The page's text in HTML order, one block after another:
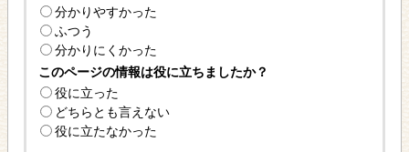
分かりやすかった
ふつう
分かりにくかった
このページの情報は役に立ちましたか？
役に立った
どちらとも言えない
役に立たなかった